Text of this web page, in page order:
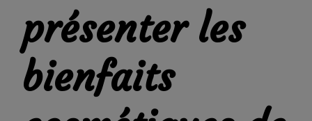
présenter les
bienfaits